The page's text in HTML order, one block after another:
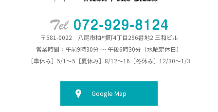
〒581-0022 八尾市柏村町4丁目296番地2 三和ビル
営業時間：午前9時30分 ～ 午後6時30分（水曜定休日）
［皐休み］5/1～5［夏休み］8/12～16［冬休み］12/30～1/3
Google Map